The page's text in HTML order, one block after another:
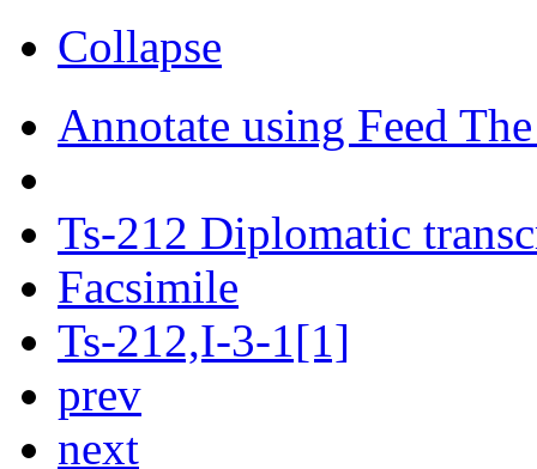
Collapse
Annotate using Feed
Ts-212 Diplomatic
Facsimile
Ts-212,I-3-1[1]
prev
next